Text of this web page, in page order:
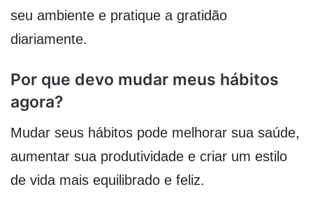
seu ambiente e pratique a gratidão
diariamente.
Por que devo mudar meus hábitos
agora?
Mudar seus hábitos pode melhorar sua saúde,
aumentar sua produtividade e criar um estilo
de vida mais equilibrado e feliz.